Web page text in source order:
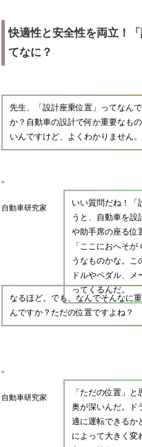
快適性と安全性を両立！
てなに？
先生、「設計座乗位置」ってなん
か？自動車の設計で何か重要なも
いんですけど、よくわかりません。
自動車研究家
いい質問だね！「
うと、自動車を設
や助手席の座る位
「ここにおへそ
うなものかな。こ
ドルやペダル、メ
ってくるんだ。
なるほど。でも、なんでそんなに
んですか？ただの位置ですよね？
自動車研究家
「ただの位置」
奥が深いんだ。ド
適に運転できるか
によって大きく変